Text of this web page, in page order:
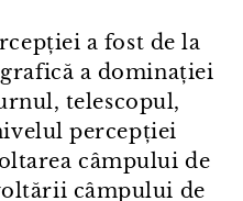
a fost de la
a dominației
telescopul,
percepției
câmpului de
câmpului de